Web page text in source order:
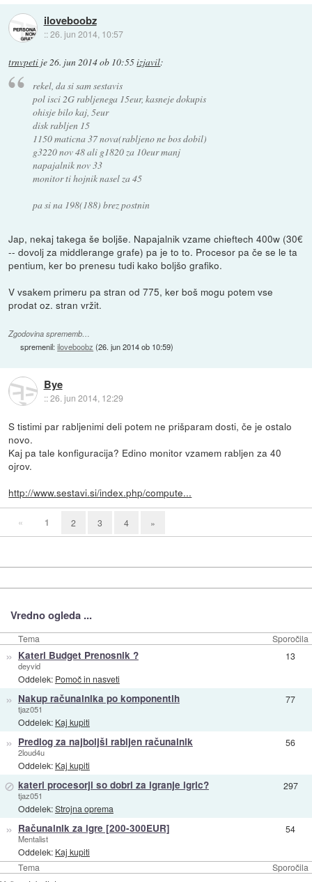
iloveboobz
::26. jun 2014, 10:57
trnvpeti je26. jun 2014 ob 10:55izjavil:
rekel, da si sam sestavis
pol isci 2G rabljenega 15eur, kasneje dokupis
ohisje bilo kaj, 5eur
disk rabljen 15
1150 maticna 37 nova(rabljeno ne bos dobil)
g3220 nov 48 ali g1820 za 10eur manj
napajalnik nov 33
monitor ti hojnik nasel za 45
pa si na 198(188) brez postnin
Jap, nekaj takega še boljše. Napajalnik vzame chieftech 400w (30€
-- dovolj za middlerange grafe) pa je to to. Procesor pa če se le ta
pentium, ker bo prenesu tudi kako boljšo grafiko.
V vsakem primeru pa stran od 775, ker boš mogu potem vse
prodat oz. stran vržit.
Zgodovina sprememb…
spremenil:iloveboobz (26. jun 2014 ob 10:59)
Bye
::26. jun 2014, 12:29
S tistimi par rabljenimi deli potem ne prišparam dosti, če je ostalo
novo.
Kaj pa tale konfiguracija? Edino monitor vzamem rabljen za 40
ojrov.
http://www.sestavi.si/index.php/compute...
« 1 2 3 4 »
Vredno ogleda ...
Tema Sporočila
Tema Sporočila
» Kateri Budget Prenosnik ?
deyvid
Oddelek: Pomoč in nasveti
13
» Nakup računalnika po komponentih
tjaz051
Oddelek: Kaj kupiti
77
» Predlog za najboljši rabljen računalnik
2loud4u
Oddelek: Kaj kupiti
56
⊘ kateri procesorji so dobri za igranje igric?
tjaz051
Oddelek:Strojna oprema
297
» Računalnik za igre [200-300EUR]
Mentalist
Oddelek: Kaj kupiti
54